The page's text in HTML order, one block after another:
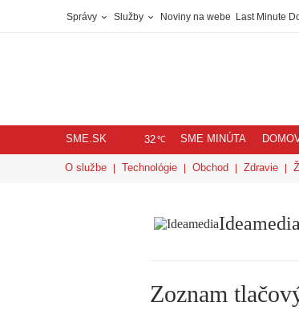
Správy Služby Noviny na webe Last Minute
SME.SK 32℃ SME MINÚTA
O službe Technológie Obchod Zdravie
Ideamedia
Zoznam